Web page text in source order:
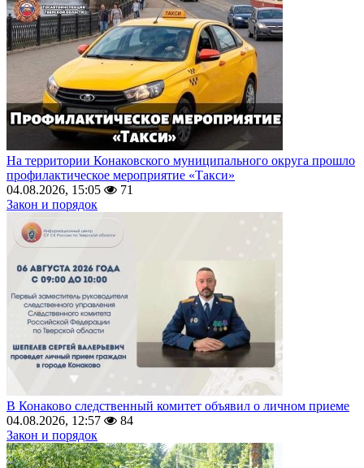
На территории Конаковского муниципального округа прошло
профилактическое мероприятие «Такси»
04.08.2026, 15:05
71
Закон и порядок
В Конаково следственный комитет объявил о личном приеме
04.08.2026, 12:57
84
Закон и порядок